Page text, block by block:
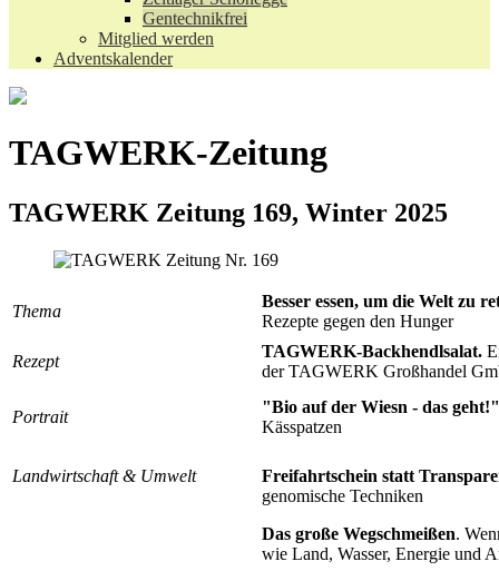
Gentechnikfrei
Mitglied werden
Adventskalender
TAGWERK-Zeitung
TAGWERK Zeitung 169, Winter 2025
Thema
Besser essen, um die Welt zu
Rezepte gegen den Hunger
Rezept
TAGWERK-Backhendlsalat.
der TAGWERK Großhandel
Portrait
"Bio auf der Wiesn - das
Kässpatzen
Landwirtschaft & Umwelt
Freifahrtschein statt
genomische Techniken
Das große Wegschmeißen.
wie Land, Wasser, Energie und